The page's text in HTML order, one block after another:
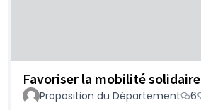
Favoriser la mobilité solidaire
Proposition du Département 6